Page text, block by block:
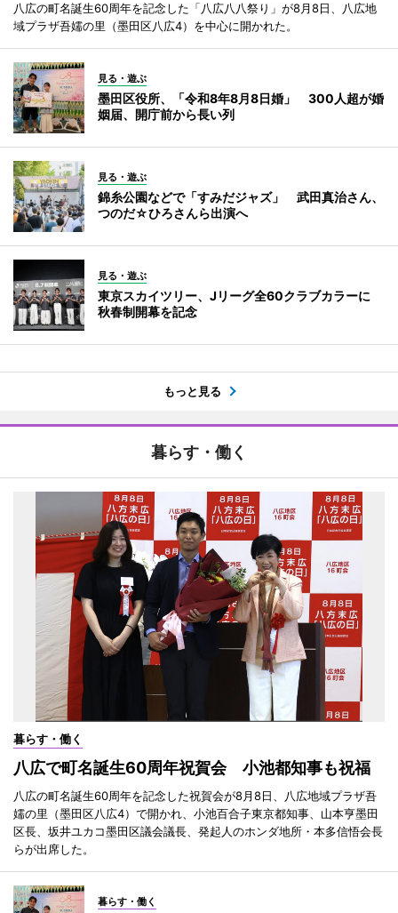
八広の町名誕生60周年を記念した「八広八八祭り」が8月8日、八広地
域プラザ吾嬬の里（墨田区八広4）を中心に開かれた。
見る・遊ぶ
墨田区役所、「令和8年8月8日婚」 300人超が婚
姻届、開庁前から長い列
見る・遊ぶ
錦糸公園などで「すみだジャズ」 武田真治さん、
つのだ☆ひろさんら出演へ
見る・遊ぶ
東京スカイツリー、Jリーグ全60クラブカラーに
秋春制開幕を記念
もっと見る
暮らす・働く
暮らす・働く
八広で町名誕生60周年祝賀会 小池都知事も祝福
八広の町名誕生60周年を記念した祝賀会が8月8日、八広地域プラザ吾
嬬の里（墨田区八広4）で開かれ、小池百合子東京都知事、山本亨墨田
区長、坂井ユカコ墨田区議会議長、発起人のホンダ地所・本多信悟会長
らが出席した。
暮らす・働く